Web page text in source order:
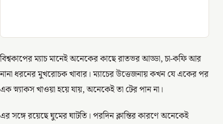
বিশ্বকাপের ম্যাচ মানেই অনেকের কাছে রাতভর আড্ডা, চা-কফি আর
নানা ধরনের মুখরোচক খাবার। ম্যাচের উত্তেজনায় কখন যে একের পর
এক স্ন্যাকস খাওয়া হয়ে যায়, অনেকেই তা টের পান না।
এর সঙ্গে রয়েছে ঘুমের ঘাটতি। পরদিন ক্লান্তির কারণে অনেকেই